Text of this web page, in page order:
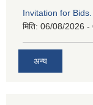
Invitation for Bids.
मिति: 06/08/2026 -
अन्य